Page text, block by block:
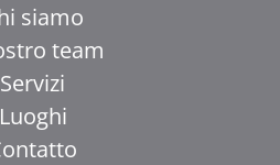
siamo
team
Servizi
Luoghi